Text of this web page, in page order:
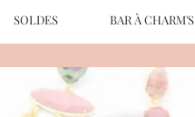
SOLDES BAR À CHARM'S